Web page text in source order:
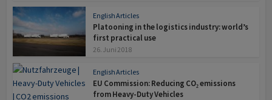
English Articles
Platooning in the logistics industry: world’s
first practical use
26. Juni 2018
English Articles
EU Commission: Reducing CO₂ emissions
from Heavy-Duty Vehicles